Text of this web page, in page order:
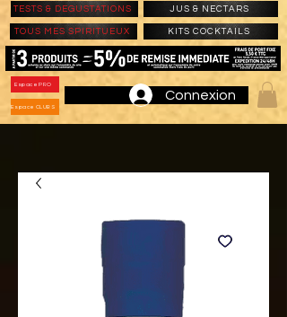
TESTS & DEGUSTATIONS JUS & NECTARS
TOUS MES SPIRITUEUX KITS COCKTAILS
Espace PRO
Espace CLUBS
Connexion